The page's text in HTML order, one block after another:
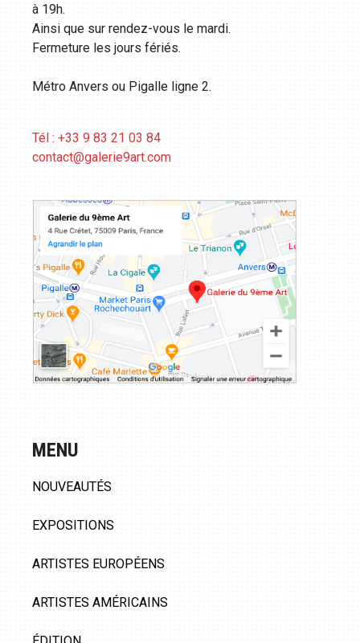
à 19h.
Ainsi que sur rendez-vous le mardi.
Fermeture les jours fériés.
Métro Anvers ou Pigalle ligne 2.
Tél : +33 9 83 21 03 84
contact@galerie9art.com
MENU
NOUVEAUTÉS
EXPOSITIONS
ARTISTES EUROPÉENS
ARTISTES AMÉRICAINS